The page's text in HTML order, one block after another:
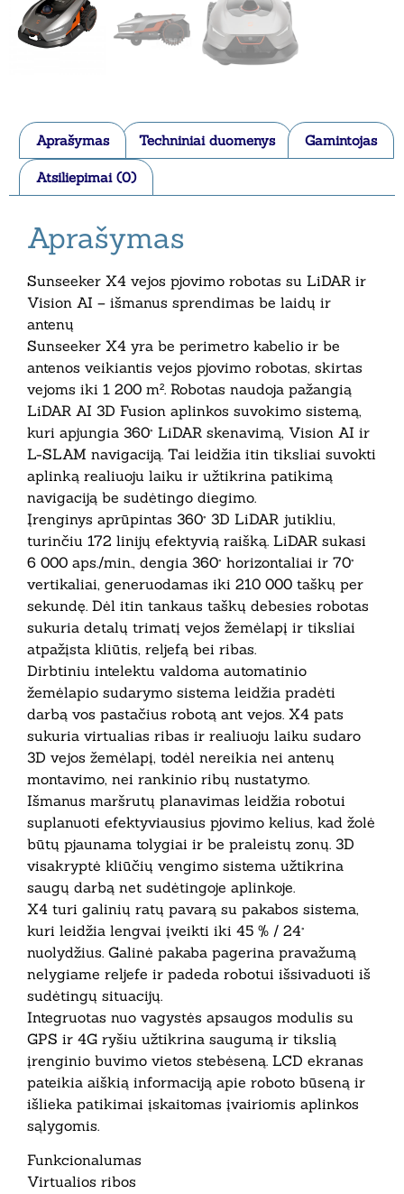
Aprašymas Techniniai duomenys Gamintojas
Atsiliepimai (0)
Aprašymas
Sunseeker X4 vejos pjovimo robotas su LiDAR ir
Vision AI – išmanus sprendimas be laidų ir
antenų
Sunseeker X4 yra be perimetro kabelio ir be
antenos veikiantis vejos pjovimo robotas, skirtas
vejoms iki 1 200 m². Robotas naudoja pažangią
LiDAR AI 3D Fusion aplinkos suvokimo sistemą,
kuri apjungia 360° LiDAR skenavimą, Vision AI ir
L-SLAM navigaciją. Tai leidžia itin tiksliai suvokti
aplinką realiuoju laiku ir užtikrina patikimą
navigaciją be sudėtingo diegimo.
Įrenginys aprūpintas 360° 3D LiDAR jutikliu,
turinčiu 172 linijų efektyvią raišką. LiDAR sukasi
6 000 aps./min., dengia 360° horizontaliai ir 70°
vertikaliai, generuodamas iki 210 000 taškų per
sekundę. Dėl itin tankaus taškų debesies robotas
sukuria detalų trimatį vejos žemėlapį ir tiksliai
atpažįsta kliūtis, reljefą bei ribas.
Dirbtiniu intelektu valdoma automatinio
žemėlapio sudarymo sistema leidžia pradėti
darbą vos pastačius robotą ant vejos. X4 pats
sukuria virtualias ribas ir realiuoju laiku sudaro
3D vejos žemėlapį, todėl nereikia nei antenų
montavimo, nei rankinio ribų nustatymo.
Išmanus maršrutų planavimas leidžia robotui
suplanuoti efektyviausius pjovimo kelius, kad žolė
būtų pjaunama tolygiai ir be praleistų zonų. 3D
visakryptė kliūčių vengimo sistema užtikrina
saugų darbą net sudėtingoje aplinkoje.
X4 turi galinių ratų pavarą su pakabos sistema,
kuri leidžia lengvai įveikti iki 45 % / 24°
nuolydžius. Galinė pakaba pagerina pravažumą
nelygiame reljefe ir padeda robotui išsivaduoti iš
sudėtingų situacijų.
Integruotas nuo vagystės apsaugos modulis su
GPS ir 4G ryšiu užtikrina saugumą ir tikslią
įrenginio buvimo vietos stebėseną. LCD ekranas
pateikia aiškią informaciją apie roboto būseną ir
išlieka patikimai įskaitomas įvairiomis aplinkos
sąlygomis.
Funkcionalumas
Virtualios ribos